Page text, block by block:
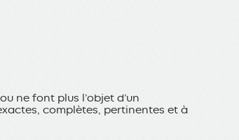
ne font plus l’objet d’un
complètes, pertinentes et à